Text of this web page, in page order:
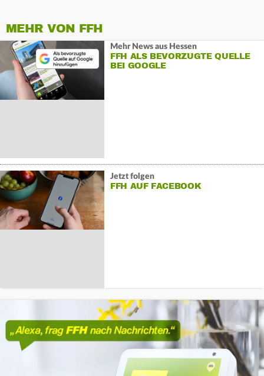
MEHR VON FFH
Mehr News aus Hessen
FFH ALS BEVORZUGTE QUELLE
BEI GOOGLE
Jetzt folgen
FFH AUF FACEBOOK